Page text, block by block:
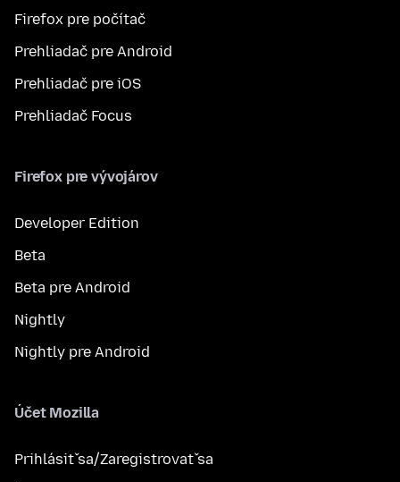
Firefox pre počítač
Prehliadač pre Android
Prehliadač pre iOS
Prehliadač Focus
Firefox pre vývojárov
Developer Edition
Beta
Beta pre Android
Nightly
Nightly pre Android
Účet Mozilla
Prihlásiť sa/Zaregistrovať sa